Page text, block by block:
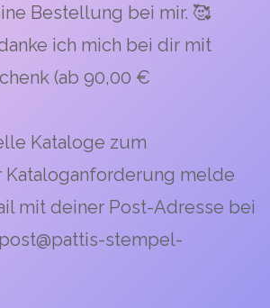
Bestellung bei mir. 🥰
ich mich bei dir mit
(ab 90,00 €
Kataloge zum
melde
mit deiner Post-Adresse bei
stempel-